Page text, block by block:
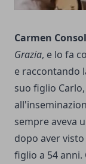
Carmen
Grazia, e lo fa
e raccontando
suo figlio
sempre aveva
dopo aver
figlio a 54 anni.